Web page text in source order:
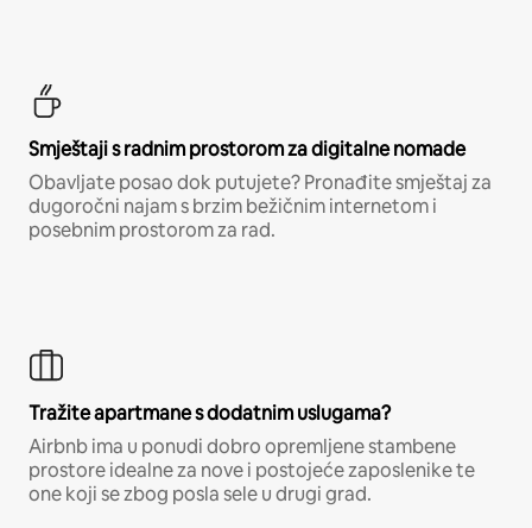
Smještaji s radnim prostorom za digitalne nomade
Obavljate posao dok putujete? Pronađite smještaj za
dugoročni najam s brzim bežičnim internetom i
posebnim prostorom za rad.
Tražite apartmane s dodatnim uslugama?
Airbnb ima u ponudi dobro opremljene stambene
prostore idealne za nove i postojeće zaposlenike te
one koji se zbog posla sele u drugi grad.